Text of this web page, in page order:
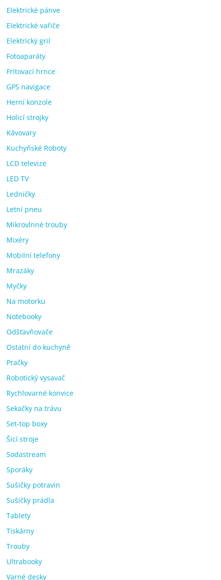
Elektrické pánve
Elektrické vařiče
Elektrický gril
Fotoaparáty
Fritovací hrnce
GPS navigace
Herní konzole
Holicí strojky
Kávovary
Kuchyňské Roboty
LCD televize
LED TV
Ledničky
Letní pneu
Mikrovlnné trouby
Mixéry
Mobilní telefony
Mrazáky
Myčky
Na motorku
Notebooky
Odšťavňovače
Ostatní do kuchyně
Pračky
Robotický vysavač
Rychlovarné konvice
Sekačky na trávu
Set-top boxy
Šicí stroje
Sodastream
Sporáky
Sušičky potravin
Sušičky prádla
Tablety
Tiskárny
Trouby
Ultrabooky
Varné desky